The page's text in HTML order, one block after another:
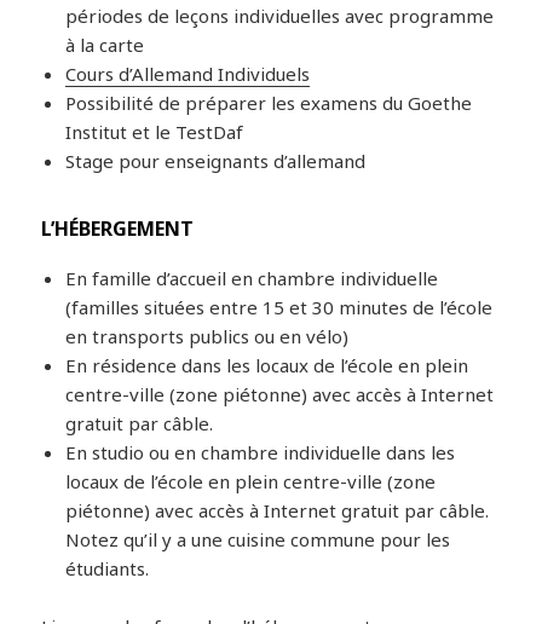
périodes de leçons individuelles avec programme
à la carte
Cours d’Allemand Individuels
Possibilité de préparer les examens du Goethe
Institut et le TestDaf
Stage pour enseignants d’allemand
L’HÉBERGEMENT
En famille d’accueil en chambre individuelle
(familles situées entre 15 et 30 minutes de l’école
en transports publics ou en vélo)
En résidence dans les locaux de l’école en plein
centre-ville (zone piétonne) avec accès à Internet
gratuit par câble.
En studio ou en chambre individuelle dans les
locaux de l’école en plein centre-ville (zone
piétonne) avec accès à Internet gratuit par câble.
Notez qu’il y a une cuisine commune pour les
étudiants.